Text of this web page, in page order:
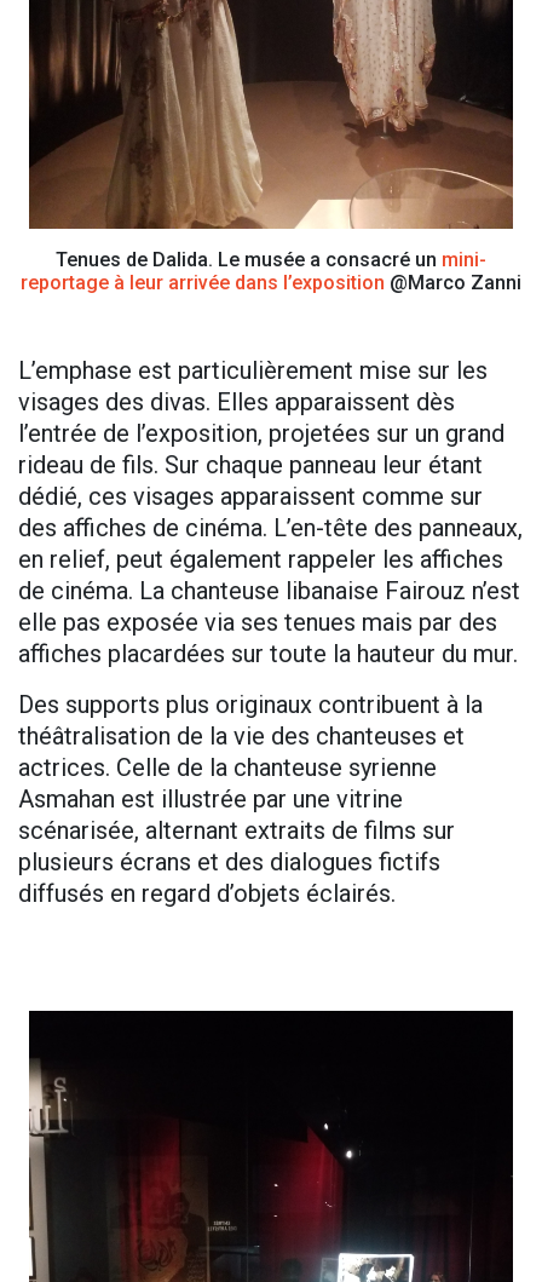
Tenues de Dalida. Le musée a consacré un mini-
reportage à leur arrivée dans l’exposition @Marco Zanni
L’emphase est particulièrement mise sur les
visages des divas. Elles apparaissent dès
l’entrée de l’exposition, projetées sur un grand
rideau de fils. Sur chaque panneau leur étant
dédié, ces visages apparaissent comme sur
des affiches de cinéma. L’en-tête des panneaux,
en relief, peut également rappeler les affiches
de cinéma. La chanteuse libanaise Fairouz n’est
elle pas exposée via ses tenues mais par des
affiches placardées sur toute la hauteur du mur.
Des supports plus originaux contribuent à la
théâtralisation de la vie des chanteuses et
actrices. Celle de la chanteuse syrienne
Asmahan est illustrée par une vitrine
scénarisée, alternant extraits de films sur
plusieurs écrans et des dialogues fictifs
diffusés en regard d’objets éclairés.